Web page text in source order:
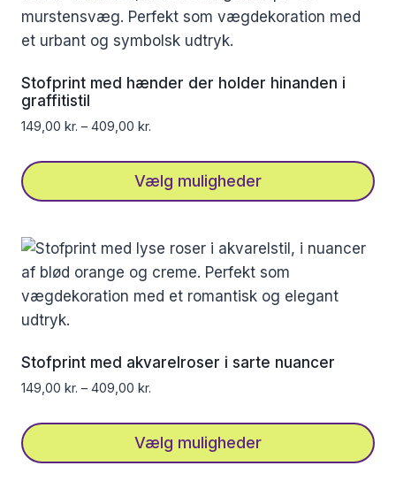
Mulighederne
kan
vælges
på
Stofprint med hænder der holder hinanden i
graffitistil
149,00 kr. – 409,00 kr.
Vælg muligheder
vare
varianter.
Mulighederne
kan
vælges
varesiden
Stofprint med akvarelroser i sarte nuancer
149,00 kr. – 409,00 kr.
Vælg muligheder